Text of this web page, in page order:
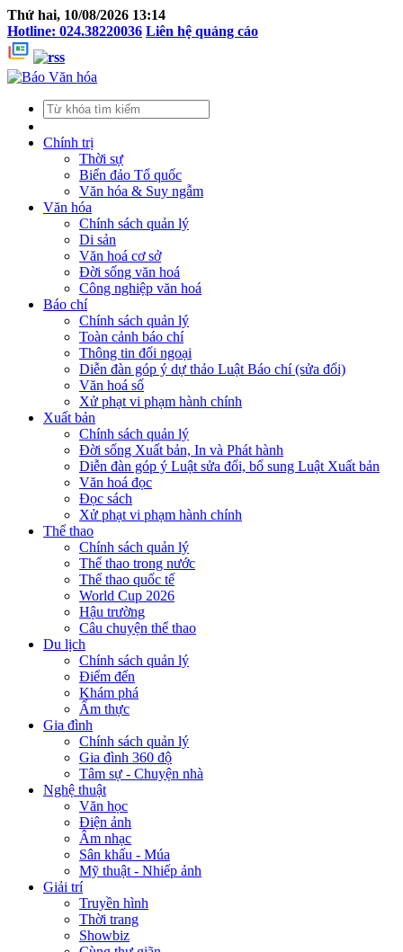
Thứ hai, 10/08/2026 13:14
Hotline: 024.38220036 Liên hệ quảng cáo
Chính trị
Thời sự
Biển đảo Tổ quốc
Văn hóa & Suy ngẫm
Văn hóa
Chính sách quản lý
Di sản
Văn hoá cơ sở
Đời sống văn hoá
Công nghiệp văn hoá
Báo chí
Chính sách quản lý
Toàn cảnh báo chí
Thông tin đối ngoại
Diễn đàn góp ý dự thảo Luật Báo chí (sửa đổi)
Văn hoá số
Xử phạt vi phạm hành chính
Xuất bản
Chính sách quản lý
Đời sống Xuất bản, In và Phát hành
Diễn đàn góp ý Luật sửa đổi, bổ sung Luật Xuất bản
Văn hoá đọc
Đọc sách
Xử phạt vi phạm hành chính
Thể thao
Chính sách quản lý
Thể thao trong nước
Thể thao quốc tế
World Cup 2026
Hậu trường
Câu chuyện thể thao
Du lịch
Chính sách quản lý
Điểm đến
Khám phá
Ẩm thực
Gia đình
Chính sách quản lý
Gia đình 360 độ
Tâm sự - Chuyện nhà
Nghệ thuật
Văn học
Điện ảnh
Âm nhạc
Sân khấu - Múa
Mỹ thuật - Nhiếp ảnh
Giải trí
Truyền hình
Thời trang
Showbiz